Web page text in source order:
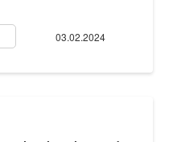
03.02.2024